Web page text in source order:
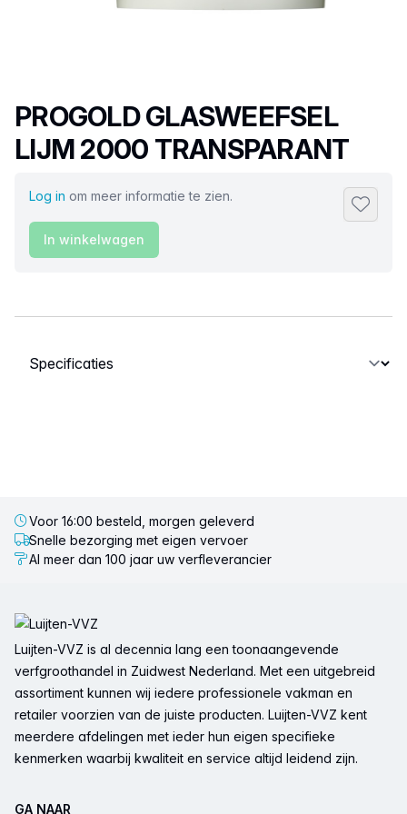
Productnaam
PROGOLD GLASWEEFSEL
LIJM 2000 TRANSPARANT
Log in om meer informatie te zien.
In winkelwagen
Selecteer een tabblad
Voor 16:00 besteld, morgen geleverd
Snelle bezorging met eigen vervoer
Al meer dan 100 jaar uw verfleverancier
Luijten-VVZ is al decennia lang een toonaangevende
verfgroothandel in Zuidwest Nederland. Met een uitgebreid
assortiment kunnen wij iedere professionele vakman en
retailer voorzien van de juiste producten. Luijten-VVZ kent
meerdere afdelingen met ieder hun eigen specifieke
kenmerken waarbij kwaliteit en service altijd leidend zijn.
GA NAAR